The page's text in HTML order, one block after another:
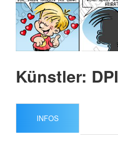
Künstler: DPI
INFOS